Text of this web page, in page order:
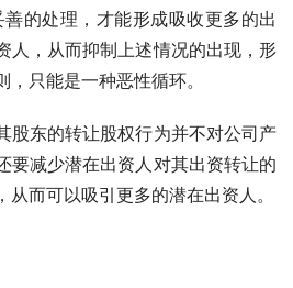
的处理，才能形成吸收更多的出
人，从而抑制上述情况的出现，形
只能是一种恶性循环。
股东的转让股权行为并不对公司产
要减少潜在出资人对其出资转让的
而可以吸引更多的潜在出资人。